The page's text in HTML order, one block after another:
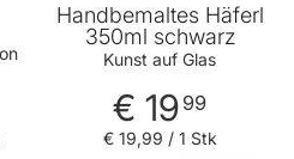
Handbemaltes Häferl
350ml schwarz
Kunst auf Glas
€ 19 99
€ 19,99 / 1 Stk